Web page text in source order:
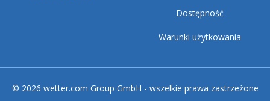
Dostępność
Warunki użytkowania
© 2026 wetter.com Group GmbH - wszelkie prawa zastrzeżone